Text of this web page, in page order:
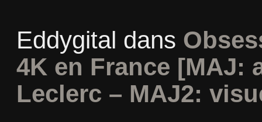
Eddygital dans
4K en France [MAJ:
Leclerc – MAJ2: